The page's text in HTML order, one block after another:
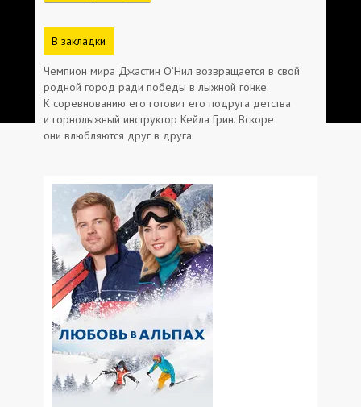
В закладки
Чемпион мира Джастин О’Нил возвращается в свой
родной город ради победы в лыжной гонке.
К соревнованию его готовит его подруга детства
и горнолыжный инструктор Кейла Грин. Вскоре
они влюбляются друг в друга.